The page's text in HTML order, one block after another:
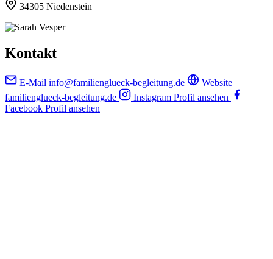
34305 Niedenstein
Kontakt
E-Mail info@familienglueck-begleitung.de
Website
familienglueck-begleitung.de
Instagram Profil ansehen
Facebook Profil ansehen